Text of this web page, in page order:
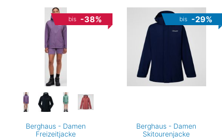
bis -38%
Berghaus - Damen
Freizeitjacke
bis -29%
Berghaus - Damen
Skitourenjacke